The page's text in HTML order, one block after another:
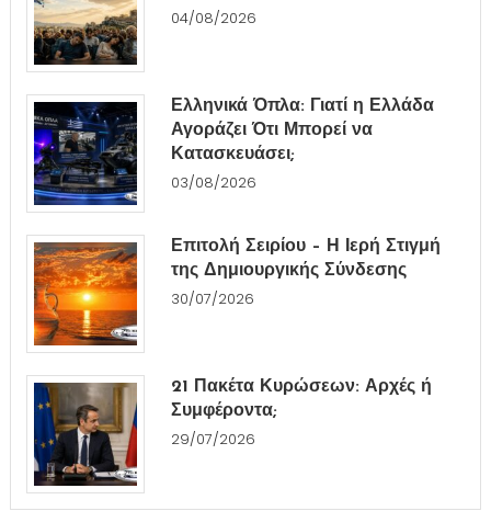
04/08/2026
Ελληνικά Όπλα: Γιατί η Ελλάδα
Αγοράζει Ότι Μπορεί να
Κατασκευάσει;
03/08/2026
Επιτολή Σειρίου – Η Ιερή Στιγμή
της Δημιουργικής Σύνδεσης
30/07/2026
21 Πακέτα Κυρώσεων: Αρχές ή
Συμφέροντα;
29/07/2026